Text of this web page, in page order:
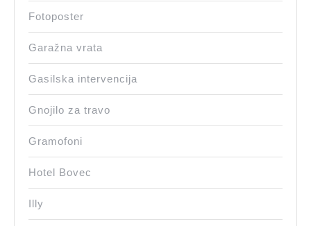
Fotoposter
Garažna vrata
Gasilska intervencija
Gnojilo za travo
Gramofoni
Hotel Bovec
Illy